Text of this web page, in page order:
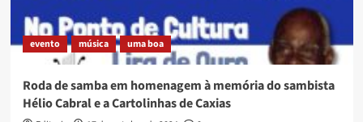
evento música uma boa
Roda de samba em homenagem à memória do sambista
Hélio Cabral e a Cartolinhas de Caxias